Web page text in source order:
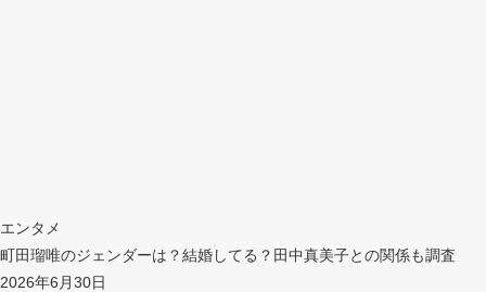
エンタメ
町田瑠唯のジェンダーは？結婚してる？田中真美子との関係も調査
2026年6月30日